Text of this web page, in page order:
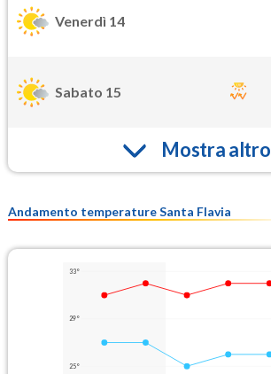
Venerdì 14
Sabato 15
Mostra altro
Andamento temperature Santa Flavia
33°
29°
25°